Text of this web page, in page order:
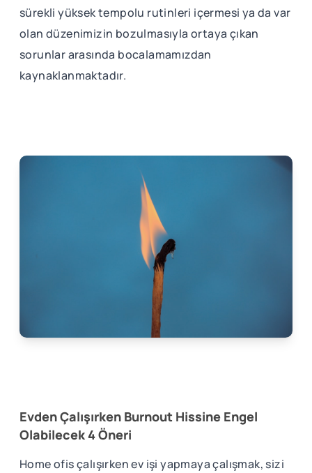
sürekli yüksek tempolu rutinleri içermesi ya da var
olan düzenimizin bozulmasıyla ortaya çıkan
sorunlar arasında bocalamamızdan
kaynaklanmaktadır.
Evden Çalışırken Burnout Hissine Engel
Olabilecek 4 Öneri
Home ofis çalışırken ev işi yapmaya çalışmak, sizi